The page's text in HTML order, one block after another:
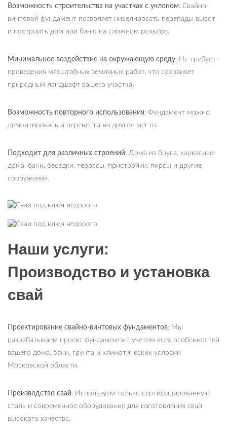
Возможность строительства на участках с уклоном: Свайно-
винтовой фундамент позволяет нивелировать перепады высот
и построить дом или баню на сложном рельефе.
Минимальное воздействие на окружающую среду: Не требует
проведения масштабных земляных работ, что сохраняет
природный ландшафт вашего участка.
Возможность повторного использования: Фундамент можно
демонтировать и перенести на другое место.
Подходит для различных строений: Дома из бруса, каркасные
дома, бани, беседки, террасы, пристройки, пирсы и другие
сооружения.
Наши услуги:
Производство и установка
свай
Проектирование свайно-винтовых фундаментов: Мы
разрабатываем проект фундамента с учетом всех особенностей
вашего дома, бани, грунта и климатических условий
Московской области.
Производство свай: Используем только сертифицированную
сталь и современное оборудование для изготовления свай
высокого качества.